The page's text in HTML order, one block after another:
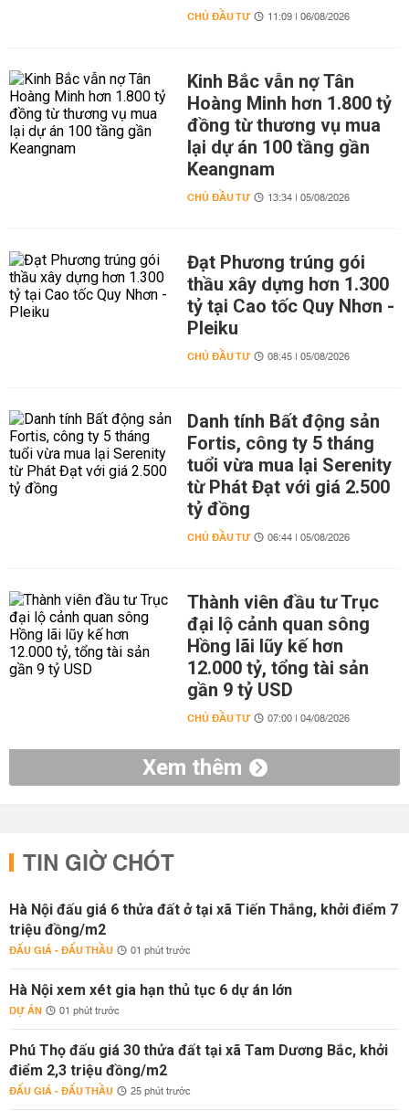
CHỦ ĐẦU TƯ 11:09 | 06/08/2026
Kinh Bắc vẫn nợ Tân
Hoàng Minh hơn 1.800 tỷ
đồng từ thương vụ mua
lại dự án 100 tầng gần
Keangnam
CHỦ ĐẦU TƯ 13:34 | 05/08/2026
Đạt Phương trúng gói
thầu xây dựng hơn 1.300
tỷ tại Cao tốc Quy Nhơn -
Pleiku
CHỦ ĐẦU TƯ 08:45 | 05/08/2026
Danh tính Bất động sản
Fortis, công ty 5 tháng
tuổi vừa mua lại Serenity
từ Phát Đạt với giá 2.500
tỷ đồng
CHỦ ĐẦU TƯ 06:44 | 05/08/2026
Thành viên đầu tư Trục
đại lộ cảnh quan sông
Hồng lãi lũy kế hơn
12.000 tỷ, tổng tài sản
gần 9 tỷ USD
CHỦ ĐẦU TƯ 07:00 | 04/08/2026
Xem thêm
TIN GIỜ CHÓT
Hà Nội đấu giá 6 thửa đất ở tại xã Tiến Thắng, khởi điểm 7
triệu đồng/m2
ĐẤU GIÁ - ĐẤU THẦU 01 phút trước
Hà Nội xem xét gia hạn thủ tục 6 dự án lớn
DỰ ÁN 01 phút trước
Phú Thọ đấu giá 30 thửa đất tại xã Tam Dương Bắc, khởi
điểm 2,3 triệu đồng/m2
ĐẤU GIÁ - ĐẤU THẦU 25 phút trước